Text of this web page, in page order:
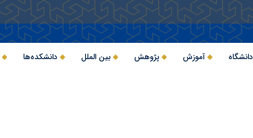
آموزش پژوهش بین الملل دانشکده‌ها